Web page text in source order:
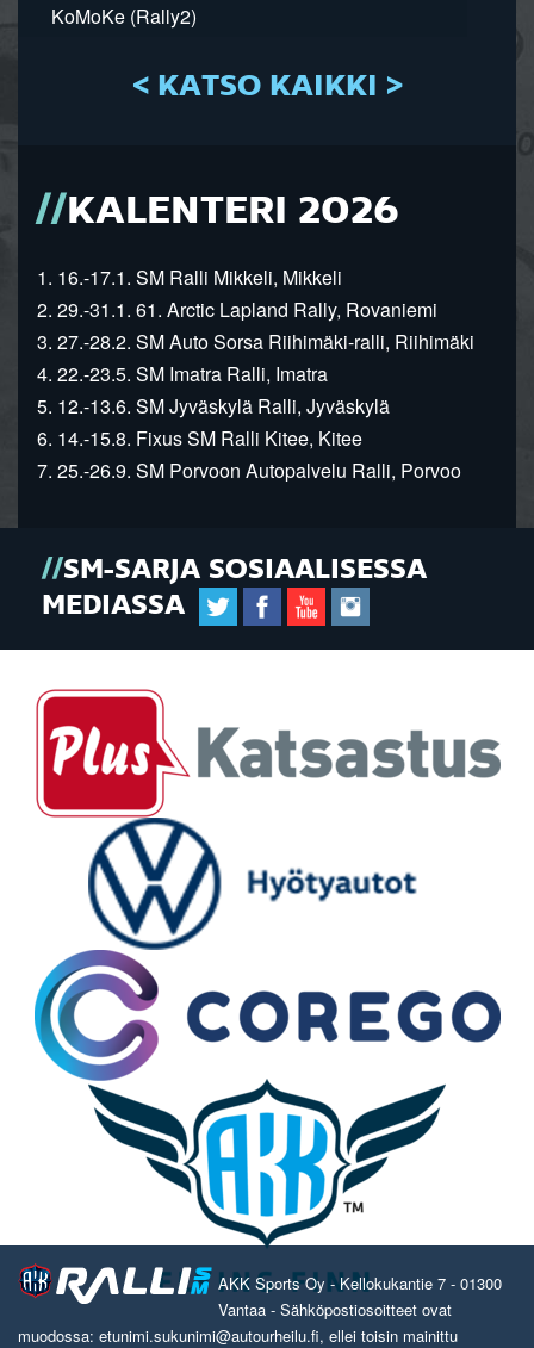
KoMoKe (Rally2)
< KATSO KAIKKI >
KALENTERI 2026
1. 16.-17.1. SM Ralli Mikkeli, Mikkeli
2. 29.-31.1. 61. Arctic Lapland Rally, Rovaniemi
3. 27.-28.2. SM Auto Sorsa Riihimäki-ralli, Riihimäki
4. 22.-23.5. SM Imatra Ralli, Imatra
5. 12.-13.6. SM Jyväskylä Ralli, Jyväskylä
6. 14.-15.8. Fixus SM Ralli Kitee, Kitee
7. 25.-26.9. SM Porvoon Autopalvelu Ralli, Porvoo
SM-SARJA SOSIAALISESSA
MEDIASSA
AKK Sports Oy - Kellokukantie 7 - 01300
Vantaa - Sähköpostiosoitteet ovat
muodossa: etunimi.sukunimi@autourheilu.fi, ellei toisin mainittu